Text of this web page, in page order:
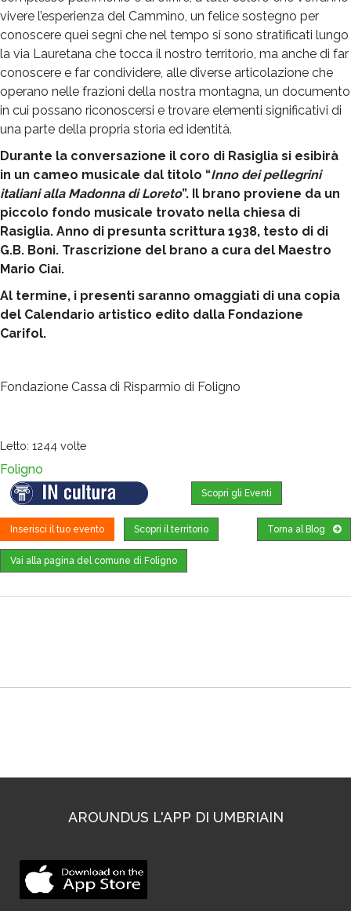
vivere l’esperienza del Cammino, un felice sostegno per
conoscere quei segni che nel tempo si sono stratificati lungo
la via Lauretana che tocca il nostro territorio, ma anche di far
conoscere e far condividere, alle diverse articolazione che
operano nelle frazioni della nostra montagna, un documento
in cui possano riconoscersi e trovare elementi significativi di
una parte della propria storia ed identità.
Durante la conversazione il coro di Rasiglia si esibirà
in un cameo musicale dal titolo “Inno dei pellegrini
italiani alla Madonna di Loreto”. Il brano proviene da un
piccolo fondo musicale trovato nella chiesa di
Rasiglia. Anno di presunta scrittura 1938, testo di di
G.B. Boni. Trascrizione del brano a cura del Maestro
Mario Ciai.
Al termine, i presenti saranno omaggiati di una copia
del Calendario artistico edito dalla Fondazione
Carifol.
Fondazione Cassa di Risparmio di Foligno
Letto: 1244 volte
Foligno
Scopri gli Eventi
Inserisci il tuo evento Scopri il territorio Torna al Blog
Vai alla pagina del comune di Foligno
AROUNDUS L'APP DI UMBRIAIN